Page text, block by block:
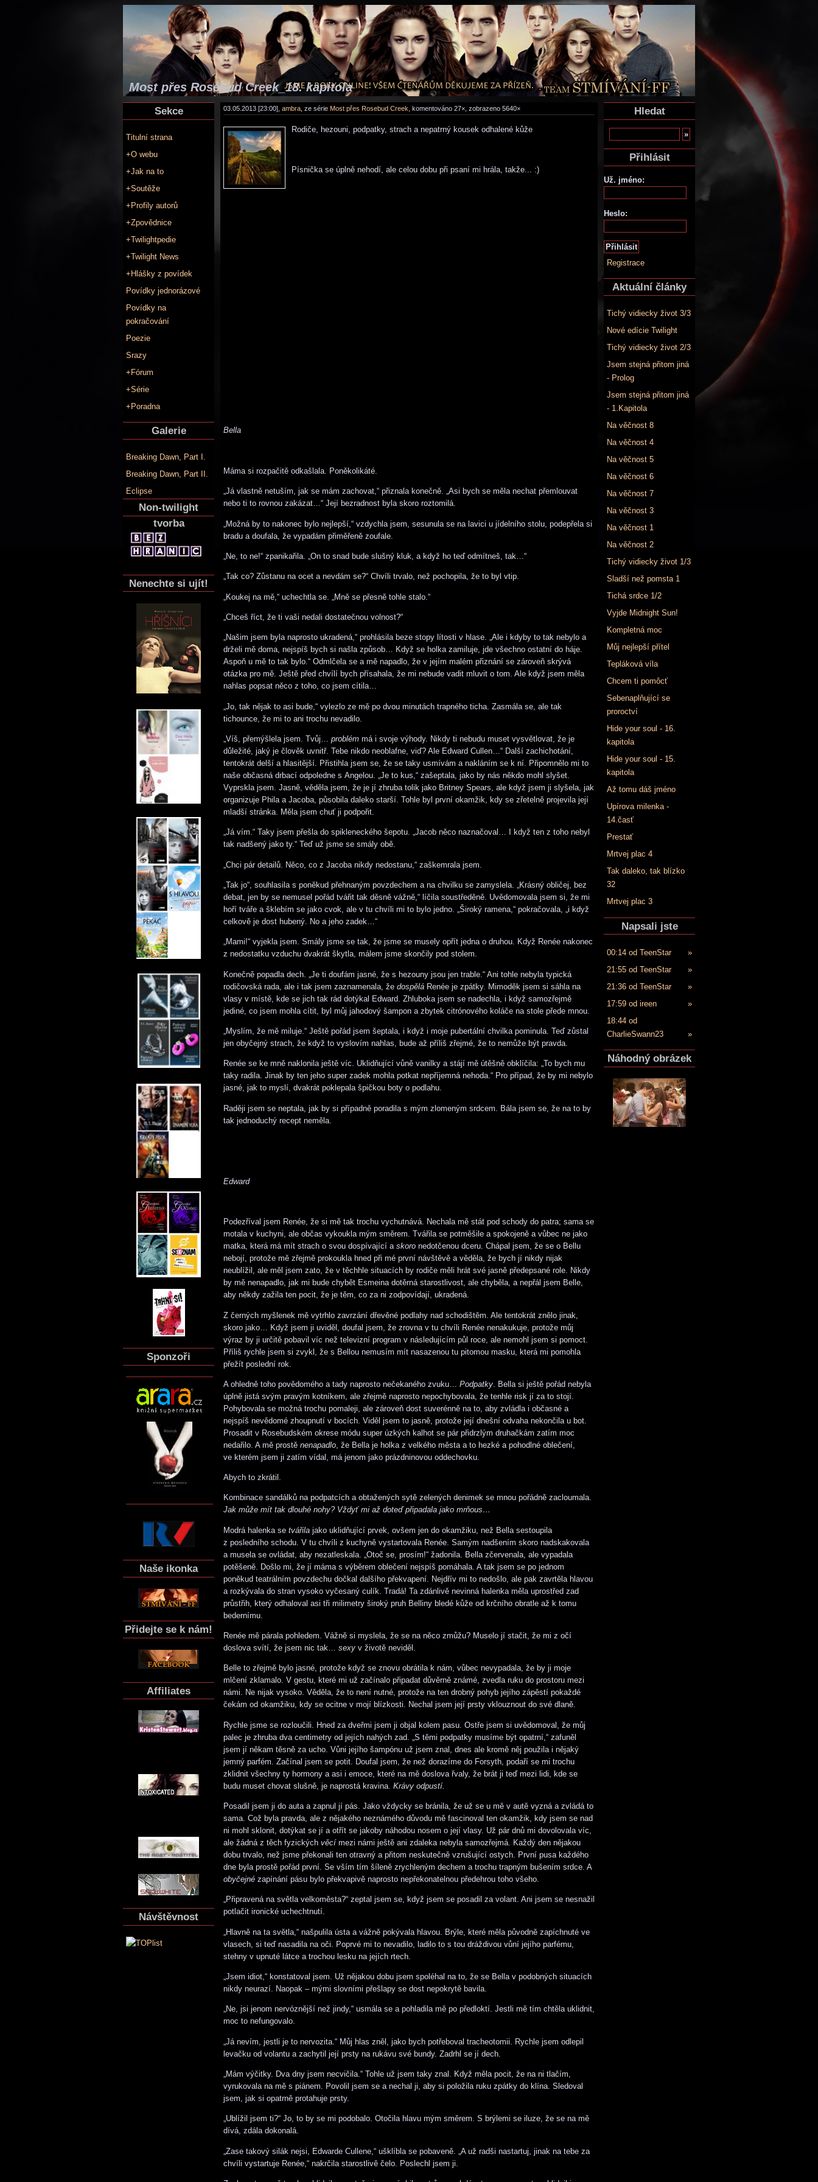
Most přes Rosebud Creek_18. kapitola
Sekce
Titulní strana
+O webu
+Jak na to
+Soutěže
+Profily autorů
+Zpovědnice
+Twilightpedie
+Twilight News
+Hlášky z povídek
Povídky jednorázové
Povídky na
pokračování
Poezie
Srazy
+Fórum
+Série
+Poradna
Galerie
Breaking Dawn, Part I.
Breaking Dawn, Part II.
Eclipse
Non-twilight
tvorba
Nenechte si ujít!
Sponzoři
Naše ikonka
Přidejte se k nám!
Affiliates
Návštěvnost
03.05.2013 [23:00], ambra , ze série Most přes Rosebud Creek , komentováno 27×, zobrazeno 5640×
Rodiče, hezouni, podpatky, strach a nepatrný kousek odhalené kůže
Písnička se úplně nehodí, ale celou dobu při psaní mi hrála, takže... :)
Bella
Máma si rozpačitě odkašlala. Poněkolikáté.
„Já vlastně netuším, jak se mám zachovat,“ přiznala konečně. „Asi bych se měla nechat přemlouvat
nebo ti to rovnou zakázat…“ Její bezradnost byla skoro roztomilá.
„Možná by to nakonec bylo nejlepší,“ vzdychla jsem, sesunula se na lavici u jídelního stolu, podepřela si
bradu a doufala, že vypadám přiměřeně zoufale.
„Ne, to ne!“ zpanikařila. „On to snad bude slušný kluk, a když ho teď odmítneš, tak…“
„Tak co? Zůstanu na ocet a nevdám se?“ Chvíli trvalo, než pochopila, že to byl vtip.
„Koukej na mě,“ uchechtla se. „Mně se přesně tohle stalo.“
„Chceš říct, že ti vaši nedali dostatečnou volnost?“
„Našim jsem byla naprosto ukradená,“ prohlásila beze stopy lítosti v hlase. „Ale i kdyby to tak nebylo a
drželi mě doma, nejspíš bych si našla způsob… Když se holka zamiluje, jde všechno ostatní do háje.
Aspoň u mě to tak bylo.“ Odmlčela se a mě napadlo, že v jejím malém přiznání se zároveň skrývá
otázka pro mě. Ještě před chvílí bych přísahala, že mi nebude vadit mluvit o tom. Ale když jsem měla
nahlas popsat něco z toho, co jsem cítila…
„Jo, tak nějak to asi bude,“ vylezlo ze mě po dvou minutách trapného ticha. Zasmála se, ale tak
tichounce, že mi to ani trochu nevadilo.
„Víš, přemýšlela jsem. Tvůj… problém má i svoje výhody. Nikdy ti nebudu muset vysvětlovat, že je
důležité, jaký je člověk uvnitř. Tebe nikdo neoblafne, viď? Ale Edward Cullen…“ Další zachichotání,
tentokrát delší a hlasitější. Přistihla jsem se, že se taky usmívám a nakláním se k ní. Připomnělo mi to
naše občasná drbací odpoledne s Angelou. „Je to kus,“ zašeptala, jako by nás někdo mohl slyšet.
Vyprskla jsem. Jasně, věděla jsem, že je jí zhruba tolik jako Britney Spears, ale když jsem ji slyšela, jak
organizuje Phila a Jacoba, působila daleko starší. Tohle byl první okamžik, kdy se zřetelně projevila její
mladší stránka. Měla jsem chuť ji podpořit.
„Já vím.“ Taky jsem přešla do spikleneckého šepotu. „Jacob něco naznačoval… I když ten z toho nebyl
tak nadšený jako ty.“ Teď už jsme se smály obě.
„Chci pár detailů. Něco, co z Jacoba nikdy nedostanu,“ zaškemrala jsem.
„Tak jo“, souhlasila s poněkud přehnaným povzdechem a na chvilku se zamyslela. „Krásný obličej, bez
debat, jen by se nemusel pořád tvářit tak děsně vážně,“ líčila soustředěně. Uvědomovala jsem si, že mi
hoří tváře a šklebím se jako cvok, ale v tu chvíli mi to bylo jedno. „Široký ramena,“ pokračovala, „i když
celkově je dost hubený. No a jeho zadek…“
„Mami!“ vyjekla jsem. Smály jsme se tak, že jsme se musely opřít jedna o druhou. Když Renée nakonec
z nedostatku vzduchu dvakrát škytla, málem jsme skončily pod stolem.
Konečně popadla dech. „Je ti doufám jasné, že s hezouny jsou jen trable.“ Ani tohle nebyla typická
rodičovská rada, ale i tak jsem zaznamenala, že dospělá Renée je zpátky. Mimoděk jsem si sáhla na
vlasy v místě, kde se jich tak rád dotýkal Edward. Zhluboka jsem se nadechla, i když samozřejmě
jediné, co jsem mohla cítit, byl můj jahodový šampon a zbytek citrónového koláče na stole přede mnou.
„Myslím, že mě miluje.“ Ještě pořád jsem šeptala, i když i moje pubertální chvilka pominula. Teď zůstal
jen obyčejný strach, že když to vyslovím nahlas, bude až příliš zřejmé, že to nemůže být pravda.
Renée se ke mně naklonila ještě víc. Uklidňující vůně vanilky a stájí mě útěšně obklíčila: „To bych mu
taky radila. Jinak by ten jeho super zadek mohla potkat nepříjemná nehoda.“ Pro případ, že by mi nebylo
jasné, jak to myslí, dvakrát poklepala špičkou boty o podlahu.
Raději jsem se neptala, jak by si případně poradila s mým zlomeným srdcem. Bála jsem se, že na to by
tak jednoduchý recept neměla.
Edward
Podezříval jsem Renée, že si mě tak trochu vychutnává. Nechala mě stát pod schody do patra; sama se
motala v kuchyni, ale občas vykoukla mým směrem. Tvářila se potměšile a spokojeně a vůbec ne jako
matka, která má mít strach o svou dospívající a skoro nedotčenou dceru. Chápal jsem, že se o Bellu
nebojí, protože mě zřejmě prokoukla hned při mé první návštěvě a věděla, že bych jí nikdy nijak
neublížil, ale měl jsem zato, že v těchhle situacích by rodiče měli hrát své jasně předepsané role. Nikdy
by mě nenapadlo, jak mi bude chybět Esmeina dotěrná starostlivost, ale chyběla, a nepřál jsem Belle,
aby někdy zažila ten pocit, že je těm, co za ni zodpovídají, ukradená.
Z černých myšlenek mě vytrhlo zavrzání dřevěné podlahy nad schodištěm. Ale tentokrát znělo jinak,
skoro jako… Když jsem ji uviděl, doufal jsem, že zrovna v tu chvíli Renée nenakukuje, protože můj
výraz by ji určitě pobavil víc než televizní program v následujícím půl roce, ale nemohl jsem si pomoct.
Příliš rychle jsem si zvykl, že s Bellou nemusím mít nasazenou tu pitomou masku, která mi pomohla
přežít poslední rok.
A ohledně toho povědomého a tady naprosto nečekaného zvuku… Podpatky . Bella si ještě pořád nebyla
úplně jistá svým pravým kotníkem, ale zřejmě naprosto nepochybovala, že tenhle risk jí za to stojí.
Pohybovala se možná trochu pomaleji, ale zároveň dost suverénně na to, aby zvládla i občasné a
nejspíš nevědomé zhoupnutí v bocích. Viděl jsem to jasně, protože její dnešní odvaha nekončila u bot.
Prosadit v Rosebudském okrese módu super úzkých kalhot se pár přidrzlým druhačkám zatím moc
nedařilo. A mě prostě nenapadlo , že Bella je holka z velkého města a to hezké a pohodlné oblečení,
ve kterém jsem ji zatím vídal, má jenom jako prázdninovou oddechovku.
Abych to zkrátil.
Kombinace sandálků na podpatcích a obtažených sytě zelených denimek se mnou pořádně zacloumala.
Jak může mít tak dlouhé nohy? Vždyť mi až doteď připadala jako mrňous…
Modrá halenka se tvářila jako uklidňující prvek, ovšem jen do okamžiku, než Bella sestoupila
z posledního schodu. V tu chvíli z kuchyně vystartovala Renée. Samým nadšením skoro nadskakovala
a musela se ovládat, aby nezatleskala. „Otoč se, prosím!“ žadonila. Bella zčervenala, ale vypadala
potěšeně. Došlo mi, že jí máma s výběrem oblečení nejspíš pomáhala. A tak jsem se po jednom
poněkud teatrálním povzdechu dočkal dalšího překvapení. Nejdřív mi to nedošlo, ale pak zavrtěla hlavou
a rozkývala do stran vysoko vyčesaný culík. Tradá! Ta zdánlivě nevinná halenka měla uprostřed zad
průstřih, který odhaloval asi tři milimetry široký pruh Belliny bledé kůže od krčního obratle až k tomu
bedernímu.
Renée mě párala pohledem. Vážně si myslela, že se na něco zmůžu? Muselo jí stačit, že mi z očí
doslova svítí, že jsem nic tak… sexy v životě neviděl.
Belle to zřejmě bylo jasné, protože když se znovu obrátila k nám, vůbec nevypadala, že by ji moje
mlčení zklamalo. V gestu, které mi už začínalo připadat důvěrně známé, zvedla ruku do prostoru mezi
námi. Ne nijak vysoko. Věděla, že to není nutné, protože na ten drobný pohyb jejího zápěstí pokaždé
čekám od okamžiku, kdy se ocitne v mojí blízkosti. Nechal jsem její prsty vklouznout do své dlaně.
Rychle jsme se rozloučili. Hned za dveřmi jsem ji objal kolem pasu. Ostře jsem si uvědomoval, že můj
palec je zhruba dva centimetry od jejích nahých zad. „S těmi podpatky musíme být opatrní,“ zafuněl
jsem jí někam těsně za ucho. Vůni jejího šampónu už jsem znal, dnes ale kromě něj použila i nějaký
jemný parfém. Začínal jsem se potit. Doufal jsem, že než dorazíme do Forsyth, podaří se mi trochu
zklidnit všechny ty hormony a asi i emoce, které na mě doslova řvaly, že brát ji teď mezi lidi, kde se
budu muset chovat slušně, je naprostá kravina. Krávy odpustí.
Posadil jsem ji do auta a zapnul jí pás. Jako vždycky se bránila, že už se u mě v autě vyzná a zvládá to
sama. Což byla pravda, ale z nějakého neznámého důvodu mě fascinoval ten okamžik, kdy jsem se nad
ni mohl sklonit, dotýkat se jí a otřít se jakoby náhodou nosem o její vlasy. Už pár dnů mi dovolovala víc,
ale žádná z těch fyzických věcímezi námi ještě ani zdaleka nebyla samozřejmá. Každý den nějakou
dobu trvalo, než jsme překonali ten otravný a přitom neskutečně vzrušující ostych. První pusa každého
dne byla prostě pořád první. Se vším tím šíleně zrychleným dechem a trochu trapným bušením srdce. A
obyčejné zapínání pásu bylo překvapivě naprosto nepřekonatelnou předehrou toho všeho.
„Připravená na světla velkoměsta?“ zeptal jsem se, když jsem se posadil za volant. Ani jsem se nesnažil
potlačit ironické uchechtnutí.
„Hlavně na ta světla,“ našpulila ústa a vážně pokývala hlavou. Brýle, které měla původně zapíchnuté ve
vlasech, si teď nasadila na oči. Poprvé mi to nevadilo, ladilo to s tou dráždivou vůní jejího parfému,
stehny v upnuté látce a trochou lesku na jejích rtech.
„Jsem idiot,“ konstatoval jsem. Už nějakou dobu jsem spoléhal na to, že se Bella v podobných situacích
nikdy neurazí. Naopak – mými slovními přešlapy se dost nepokrytě bavila.
„Ne, jsi jenom nervóznější než jindy,“ usmála se a pohladila mě po předloktí. Jestli mě tím chtěla uklidnit,
moc to nefungovalo.
„Já nevím, jestli je to nervozita.“ Můj hlas zněl, jako bych potřeboval tracheotomii. Rychle jsem odlepil
levačku od volantu a zachytil její prsty na rukávu své bundy. Zadrhl se jí dech.
„Mám výčitky. Dva dny jsem necvičila.“ Tohle už jsem taky znal. Když měla pocit, že na ni tlačím,
vyrukovala na mě s piánem. Povolil jsem se a nechal ji, aby si položila ruku zpátky do klína. Sledoval
jsem, jak si opatrně protahuje prsty.
„Ublížil jsem ti?“ Jo, to by se mi podobalo. Otočila hlavu mým směrem. S brýlemi se iluze, že se na mě
dívá, zdála dokonalá.
„Zase takový silák nejsi, Edwarde Cullene,“ ušklíbla se pobaveně. „A už radši nastartuj, jinak na tebe za
chvíli vystartuje Renée,“ nakrčila starostlivě čelo. Poslechl jsem ji.
Hledat
Přihlásit
Už. jméno:
Heslo:
Registrace
Aktuální články
Tichý vidiecky život 3/3
Nové edície Twilight
Tichý vidiecky život 2/3
Jsem stejná přitom jiná
- Prolog
Jsem stejná přitom jiná
- 1.Kapitola
Na věčnost 8
Na věčnost 4
Na věčnost 5
Na věčnost 6
Na věčnost 7
Na věčnost 3
Na věčnost 1
Na věčnost 2
Tichý vidiecky život 1/3
Sladší než pomsta 1
Tichá srdce 1/2
Vyjde Midnight Sun!
Kompletná moc
Můj nejlepší přítel
Tepláková víla
Chcem ti pomôcť
Sebenaplňující se
proroctví
Hide your soul - 16.
kapitola
Hide your soul - 15.
kapitola
Až tomu dáš jméno
Upírova milenka -
14.časť
Prestať
Mrtvej plac 4
Tak daleko, tak blízko
32
Mrtvej plac 3
Napsali jste
00:14 od TeenStar
»
21:55 od TeenStar
»
21:36 od TeenStar
»
17:59 od ireen
»
18:44 od
CharlieSwann23
»
Náhodný obrázek